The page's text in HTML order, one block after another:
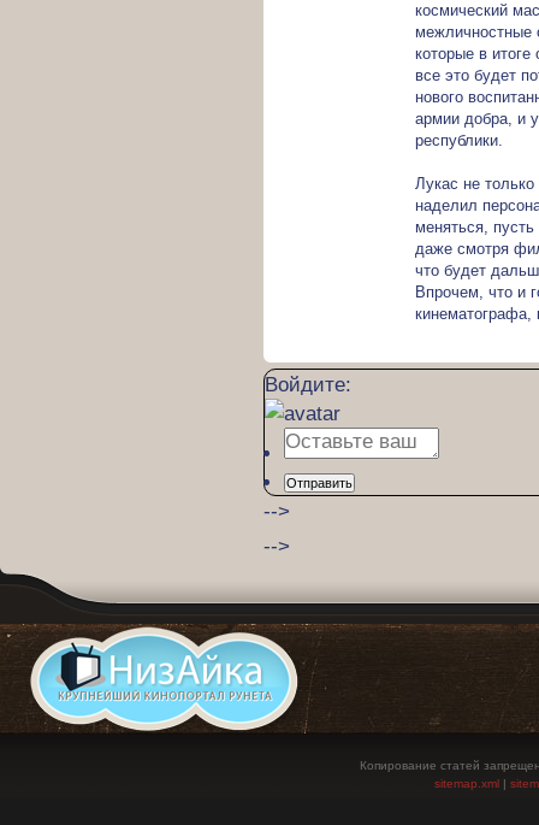
космический
межличностные
которые в
все это будет
нового
армии добра, и
республики.
Лукас не
наделил
меняться,
даже смотря
что будет
Впрочем, что и
кинематографа,
Войдите:
Отправить
-->
-->
Копирование статей
sitemap.xml |